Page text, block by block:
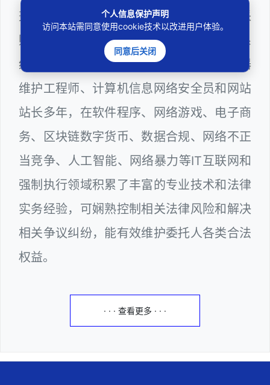
兼任深圳市人民政府听证员、深圳市政府采
购评审专家（法律类），深圳市某区政府系
统公职律师、WEB前端开发和 WEB服务器
维护工程师、计算机信息网络安全员和网站
站长多年，在软件程序、网络游戏、电子商
务、区块链数字货币、数据合规、网络不正
当竞争、人工智能、网络暴力等IT互联网和
强制执行领域积累了丰富的专业技术和法律
实务经验，可娴熟控制相关法律风险和解决
相关争议纠纷，能有效维护委托人各类合法
权益。
· · · 查看更多 · · ·
个人信息保护声明
访问本站需同意使用cookie技术以改进用户体验。
同意后关闭